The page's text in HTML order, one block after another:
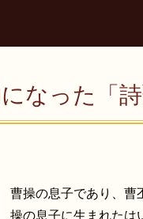
なった「
曹操の息子であり、
操の息子に生まれたは